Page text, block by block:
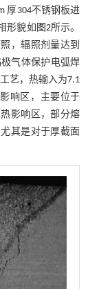
厚304不锈钢板进
形貌如 图2所示。
，辐照剂量达到
极气体保护电弧焊
工艺，热输入为7.1
响区，主要位于
影响区，部分熔
其是对于厚截面